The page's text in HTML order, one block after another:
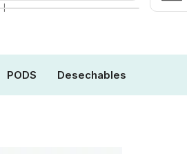
❘
PODS Desechables